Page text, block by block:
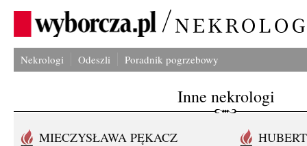
Nekrologi Odeszli Poradnik pogrzebowy
Inne nekrologi
MIECZYSŁAWA PĘKACZ